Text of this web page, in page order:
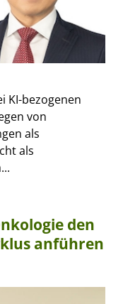
KI-bezogenen
von
als
als
den
anführen